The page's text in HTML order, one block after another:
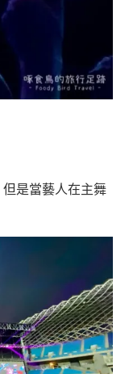
是當藝人在主舞